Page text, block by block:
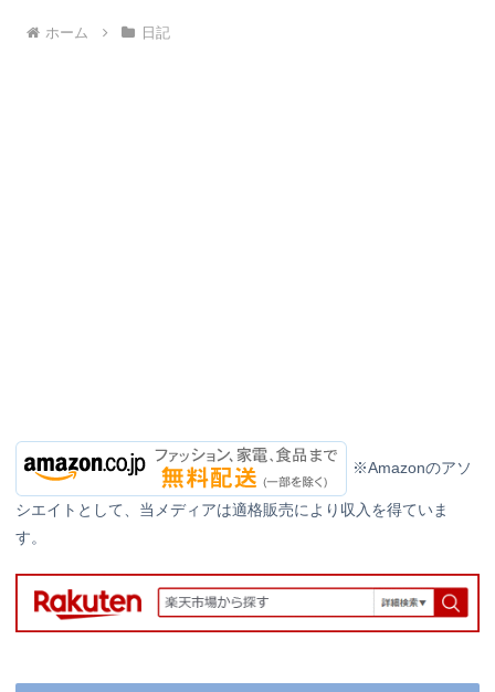
ホーム 日記
※Amazonのアソ
シエイトとして、当メディアは適格販売により収入を得ていま
す。